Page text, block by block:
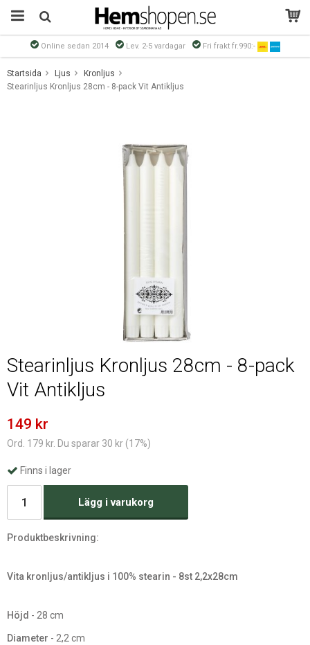
Online sedan 2014 Lev. 2-5 vardagar Fri frakt fr.990:-
Startsida Ljus
Kronljus
Stearinljus Kronljus 28cm - 8-pack Vit Antikljus
Stearinljus Kronljus 28cm - 8-pack
Vit Antikljus
149 kr
Ord. 179 kr. Du sparar 30 kr (17%)
Finns i lager
Lägg i varukorg
Produktbeskrivning:
Vita kronljus/antikljus i 100% stearin - 8st 2,2x28cm
Höjd - 28 cm
Diameter - 2,2 cm